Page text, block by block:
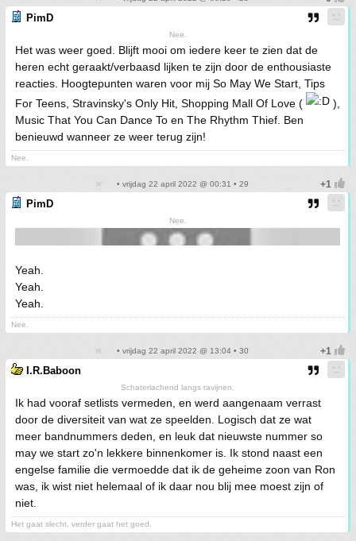
PimD
Nee.
Het was weer goed. Blijft mooi om iedere keer te zien dat de
heren echt geraakt/verbaasd lijken te zijn door de enthousiaste
reacties. Hoogtepunten waren voor mij So May We Start, Tips
For Teens, Stravinsky's Only Hit, Shopping Mall Of Love (
),
Music That You Can Dance To en The Rhythm Thief. Ben
benieuwd wanneer ze weer terug zijn!
Nee.
• vrijdag 22 april 2022 @ 00:31 • 29
PimD
Nee.
Yeah.
Yeah.
Yeah.
Nee.
• vrijdag 22 april 2022 @ 13:04 • 30
I.R.Baboon
Schaterlachend langs ravijnen.
Ik had vooraf setlists vermeden, en werd aangenaam verrast
door de diversiteit van wat ze speelden. Logisch dat ze wat
meer bandnummers deden, en leuk dat nieuwste nummer so
may we start zo'n lekkere binnenkomer is. Ik stond naast een
engelse familie die vermoedde dat ik de geheime zoon van Ron
was, ik wist niet helemaal of ik daar nou blij mee moest zijn of
niet.
Het gaat slecht, verder gaat het goed.